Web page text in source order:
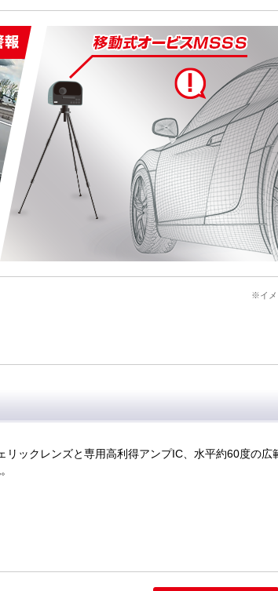
※イメ
ックレンズと専用高利得アンプIC、水平約60度の広